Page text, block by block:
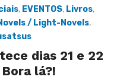
, EVENTOS, Livros,
/ Light-Novels,
dias 21 e 22
lá?!